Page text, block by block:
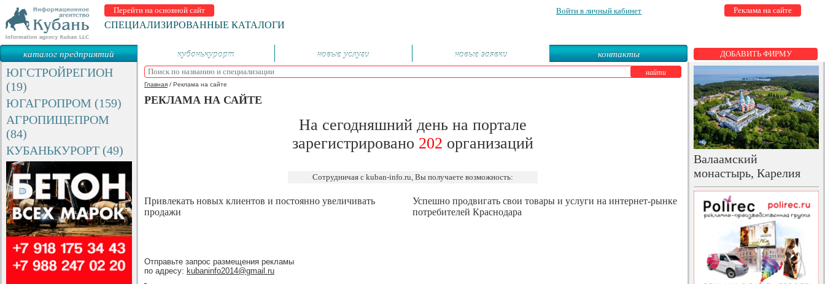
Перейти на основной сайт
СПЕЦИАЛИЗИРОВАННЫЕ КАТАЛОГИ
Войти в личный кабинет Реклама на сайте
каталог предприятий кубанькурорт новые услуги новые заявки контакты ДОБАВИТЬ ФИРМУ
ЮГСТРОЙРЕГИОН
(19)
ЮГАГРОПРОМ (159)
АГРОПИЩЕПРОМ
(84)
КУБАНЬКУРОРТ (49)
Главная/ Реклама на сайте
РЕКЛАМА НА САЙТЕ
На сегодняшний день на портале
зарегистрировано 202 организаций
Сотрудничая с kuban-info.ru, Вы получаете возможность:
Привлекать новых клиентов и постоянно увеличивать
продажи
Успешно продвигать свои товары и услуги на интернет-рынке
потребителей Краснодара
Отправьте запрос размещения рекламы
по адресу: kubaninfo2014@gmail.ru
Валаамский
монастырь, Карелия